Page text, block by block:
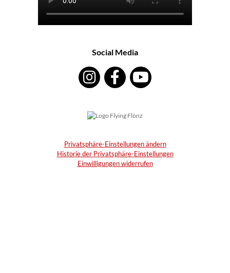
Social Media
Privatsphäre-Einstellungen ändern
Historie der Privatsphäre-Einstellungen
Einwilligungen widerrufen